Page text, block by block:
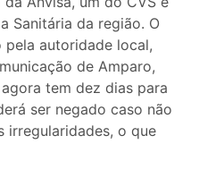
Sanitária da região. O
autoridade local,
de Amparo,
tem dez dias para
ser negado caso não
irregularidades, o que